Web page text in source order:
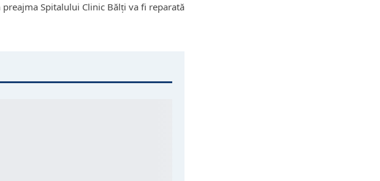
Spitalului Clinic Bălți va fi reparată